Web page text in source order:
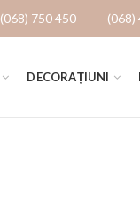
(068) 750 450 (068)
DECORAȚIUNI